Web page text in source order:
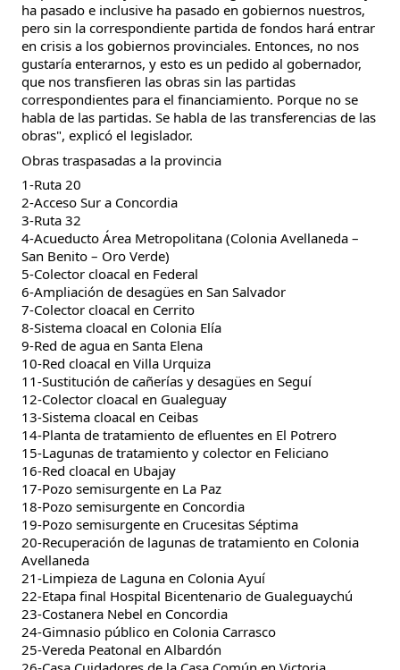
ha pasado e inclusive ha pasado en gobiernos nuestros,
pero sin la correspondiente partida de fondos hará entrar
en crisis a los gobiernos provinciales. Entonces, no nos
gustaría enterarnos, y esto es un pedido al gobernador,
que nos transfieren las obras sin las partidas
correspondientes para el financiamiento. Porque no se
habla de las partidas. Se habla de las transferencias de las
obras", explicó el legislador.
Obras traspasadas a la provincia
1-Ruta 20
2-Acceso Sur a Concordia
3-Ruta 32
4-Acueducto Área Metropolitana (Colonia Avellaneda –
San Benito – Oro Verde)
5-Colector cloacal en Federal
6-Ampliación de desagües en San Salvador
7-Colector cloacal en Cerrito
8-Sistema cloacal en Colonia Elía
9-Red de agua en Santa Elena
10-Red cloacal en Villa Urquiza
11-Sustitución de cañerías y desagües en Seguí
12-Colector cloacal en Gualeguay
13-Sistema cloacal en Ceibas
14-Planta de tratamiento de efluentes en El Potrero
15-Lagunas de tratamiento y colector en Feliciano
16-Red cloacal en Ubajay
17-Pozo semisurgente en La Paz
18-Pozo semisurgente en Concordia
19-Pozo semisurgente en Crucesitas Séptima
20-Recuperación de lagunas de tratamiento en Colonia
Avellaneda
21-Limpieza de Laguna en Colonia Ayuí
22-Etapa final Hospital Bicentenario de Gualeguaychú
23-Costanera Nebel en Concordia
24-Gimnasio público en Colonia Carrasco
25-Vereda Peatonal en Albardón